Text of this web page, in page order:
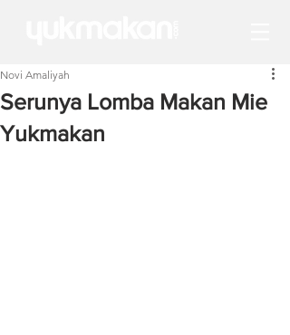
Serunya Lomba Makan Mie
Yukmakan
Novi Amaliyah